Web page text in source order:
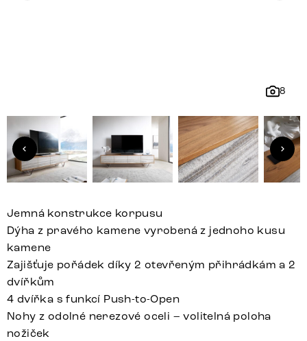
8
Jemná konstrukce korpusu
Dýha z pravého kamene vyrobená z jednoho kusu
kamene
Zajišťuje pořádek díky 2 otevřeným přihrádkám a 2
dvířkům
4 dvířka s funkcí Push-to-Open
Nohy z odolné nerezové oceli – volitelná poloha
nožiček